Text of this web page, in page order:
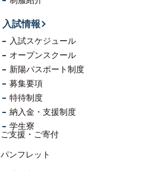
入試情報
入試スケジュール
オープンスクール
新陽パスポート制度
募集要項
特待制度
納入金・支援制度
学生寮
ご支援・ご寄付
パンフレット